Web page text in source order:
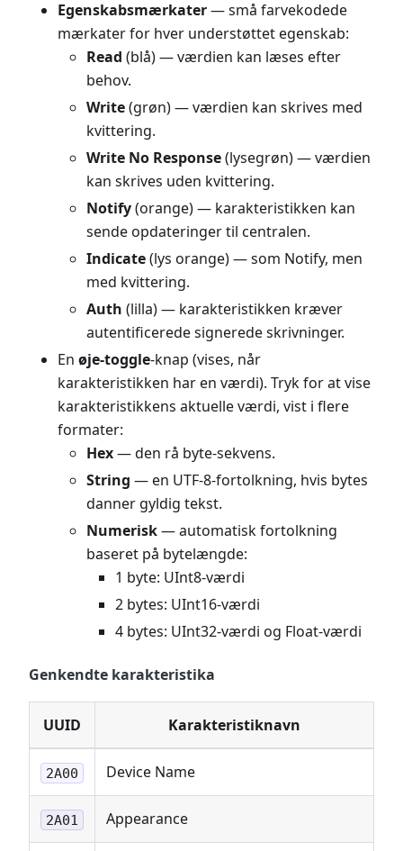
Egenskabsmærkater— små farvekodede
mærkater for hver understøttet egenskab:
Read (blå) — værdien kan læses efter
behov.
Write(grøn) — værdien kan skrives med
kvittering.
Write No Response(lysegrøn) — værdien
kan skrives uden kvittering.
Notify(orange) — karakteristikken kan
sende opdateringer til centralen.
Indicate(lys orange) — som Notify, men
med kvittering.
Auth (lilla) — karakteristikken kræver
autentificerede signerede skrivninger.
En øje-toggle-knap (vises, når
karakteristikken har en værdi). Tryk for at vise
karakteristikkens aktuelle værdi, vist i flere
formater:
Hex— den rå byte-sekvens.
String — en UTF-8-fortolkning, hvis bytes
danner gyldig tekst.
Numerisk— automatisk fortolkning
baseret på bytelængde:
1 byte: UInt8-værdi
2 bytes: UInt16-værdi
4 bytes: UInt32-værdi og Float-værdi
Genkendte karakteristika
UUID Karakteristiknavn
2A00 Device Name
2A01 Appearance